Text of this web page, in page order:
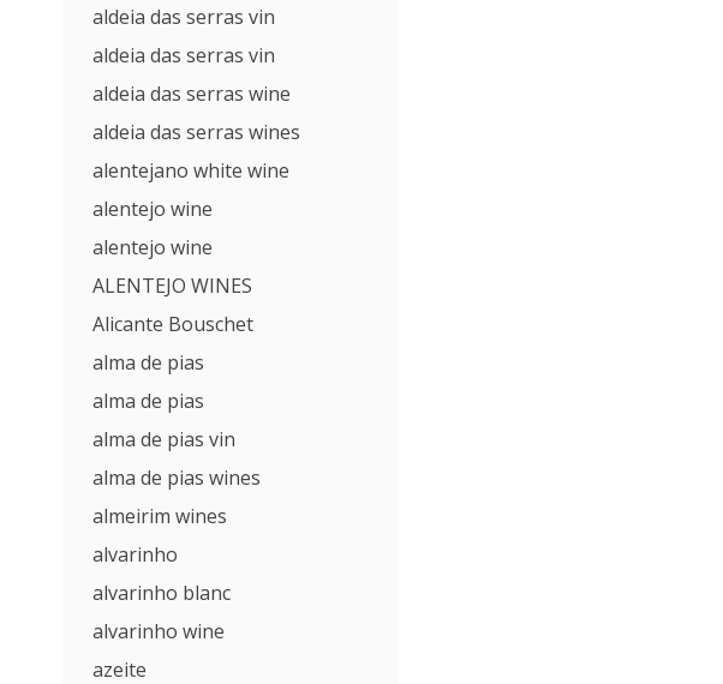
aldeia das serras vin
aldeia das serras vin
aldeia das serras wine
aldeia das serras wines
alentejano white wine
alentejo wine
alentejo wine
ALENTEJO WINES
Alicante Bouschet
alma de pias
alma de pias
alma de pias vin
alma de pias wines
almeirim wines
alvarinho
alvarinho blanc
alvarinho wine
azeite